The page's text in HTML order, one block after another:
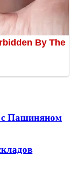
с Пашиняном